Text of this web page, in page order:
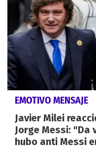
EMOTIVO MENSAJE
Javier Milei
Jorge Messi: "Da
hubo anti Messi